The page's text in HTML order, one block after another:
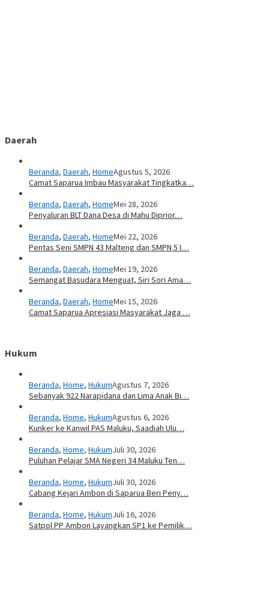
Daerah
Beranda, Daerah, HomeAgustus 5, 2026
Camat Saparua Imbau Masyarakat Tingkatka…
Beranda, Daerah, HomeMei 28, 2026
Penyaluran BLT Dana Desa di Mahu Diprior…
Beranda, Daerah, HomeMei 22, 2026
Pentas Seni SMPN 43 Malteng dan SMPN 5 I…
Beranda, Daerah, HomeMei 19, 2026
Semangat Basudara Menguat, Siri Sori Ama…
Beranda, Daerah, HomeMei 15, 2026
Camat Saparua Apresiasi Masyarakat Jaga …
Hukum
Beranda, Home, HukumAgustus 7, 2026
Sebanyak 922 Narapidana dan Lima Anak Bi…
Beranda, Home, HukumAgustus 6, 2026
Kunker ke Kanwil PAS Maluku, Saadiah Ulu…
Beranda, Home, HukumJuli 30, 2026
Puluhan Pelajar SMA Negeri 34 Maluku Ten…
Beranda, Home, HukumJuli 30, 2026
Cabang Kejari Ambon di Saparua Beri Peny…
Beranda, Home, HukumJuli 16, 2026
Satpol PP Ambon Layangkan SP1 ke Pemilik…